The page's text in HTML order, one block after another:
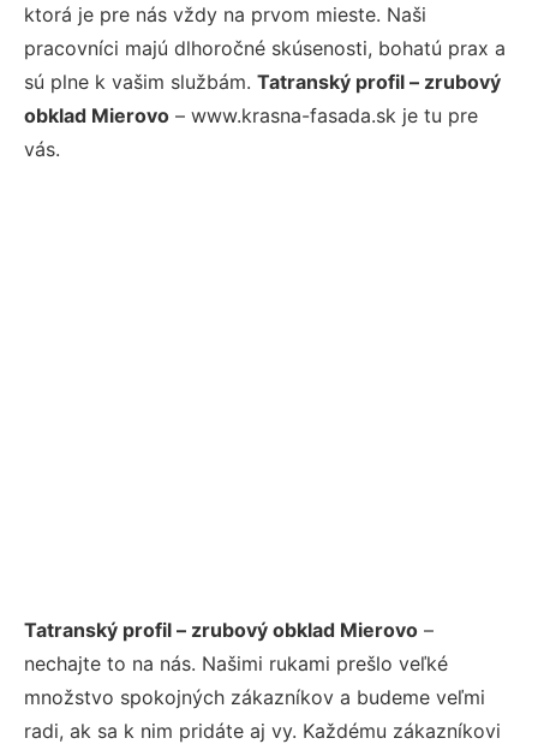
ktorá je pre nás vždy na prvom mieste. Naši
pracovníci majú dlhoročné skúsenosti, bohatú prax a
sú plne k vašim službám. Tatranský profil – zrubový
obklad Mierovo – www.krasna-fasada.sk je tu pre
vás.
Tatranský profil – zrubový obklad Mierovo –
nechajte to na nás. Našimi rukami prešlo veľké
množstvo spokojných zákazníkov a budeme veľmi
radi, ak sa k nim pridáte aj vy. Každému zákazníkovi